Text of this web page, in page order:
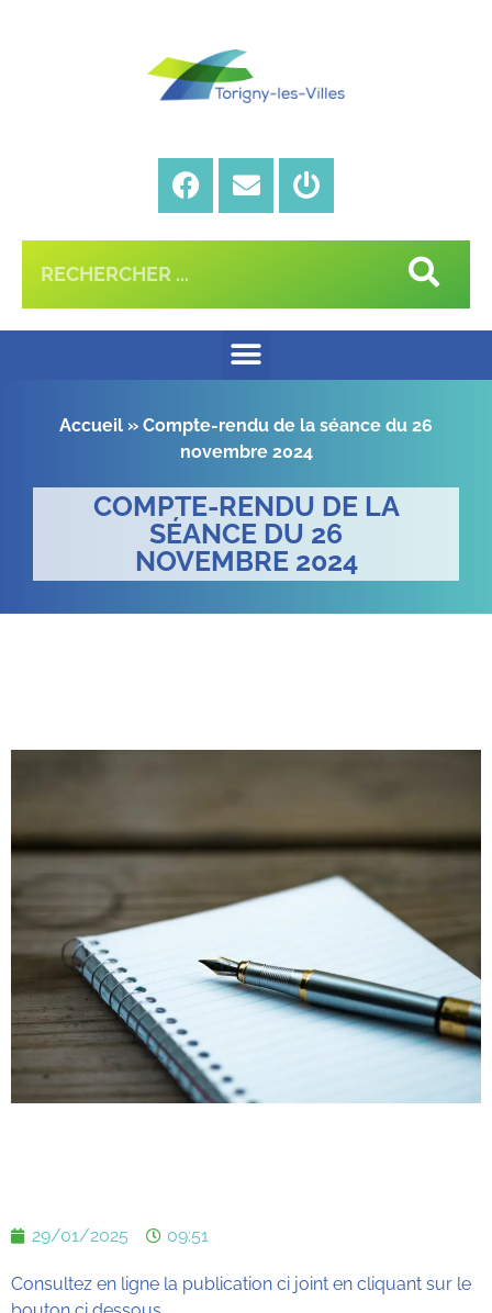
Accueil » Compte-rendu de la séance du 26
novembre 2024
COMPTE-RENDU DE LA
SÉANCE DU 26
NOVEMBRE 2024
29/01/2025 09:51
Consultez en ligne la publication ci joint en cliquant sur le